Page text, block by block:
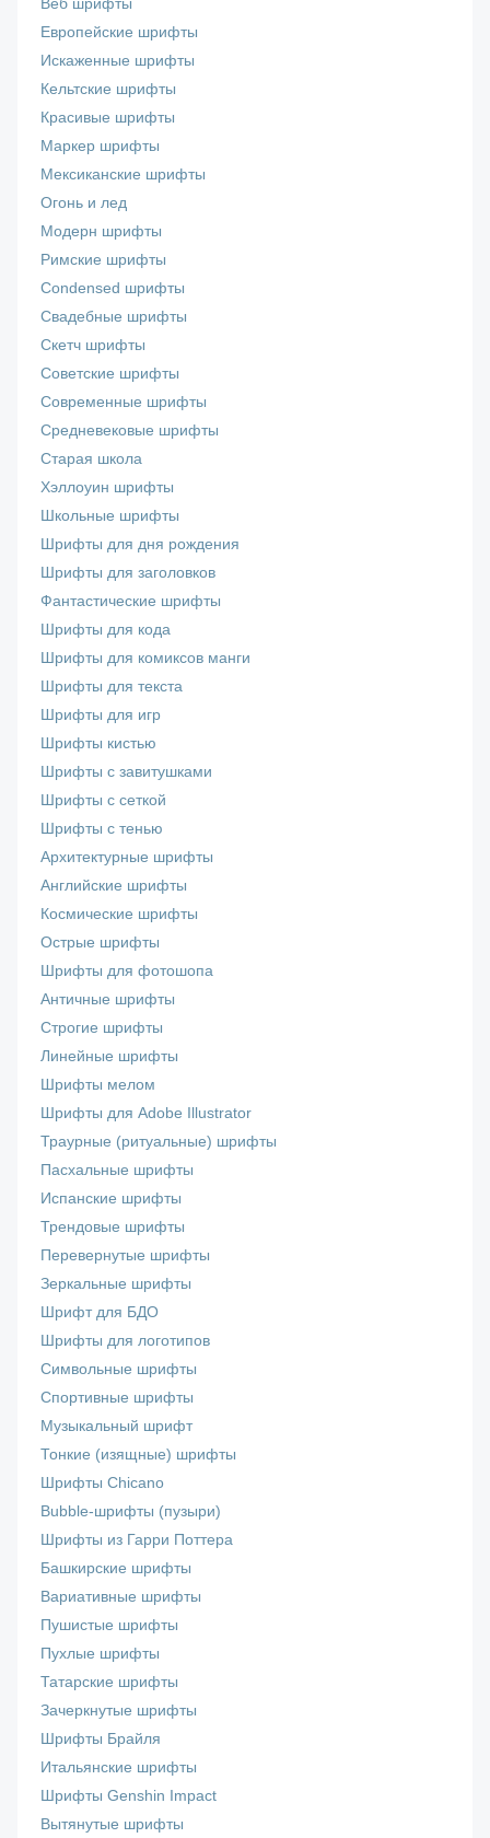
Веб шрифты
Европейские шрифты
Искаженные шрифты
Кельтские шрифты
Красивые шрифты
Маркер шрифты
Мексиканские шрифты
Огонь и лед
Модерн шрифты
Римские шрифты
Сondensed шрифты
Свадебные шрифты
Скетч шрифты
Советские шрифты
Современные шрифты
Средневековые шрифты
Старая школа
Хэллоуин шрифты
Школьные шрифты
Шрифты для дня рождения
Шрифты для заголовков
Фантастические шрифты
Шрифты для кода
Шрифты для комиксов манги
Шрифты для текста
Шрифты для игр
Шрифты кистью
Шрифты с завитушками
Шрифты с сеткой
Шрифты с тенью
Архитектурные шрифты
Английские шрифты
Космические шрифты
Острые шрифты
Шрифты для фотошопа
Античные шрифты
Строгие шрифты
Линейные шрифты
Шрифты мелом
Шрифты для Adobe Illustrator
Траурные (ритуальные) шрифты
Пасхальные шрифты
Испанские шрифты
Трендовые шрифты
Перевернутые шрифты
Зеркальные шрифты
Шрифт для БДО
Шрифты для логотипов
Символьные шрифты
Спортивные шрифты
Музыкальный шрифт
Тонкие (изящные) шрифты
Шрифты Chicano
Bubble-шрифты (пузыри)
Шрифты из Гарри Поттера
Башкирские шрифты
Вариативные шрифты
Пушистые шрифты
Пухлые шрифты
Татарские шрифты
Зачеркнутые шрифты
Шрифты Брайля
Итальянские шрифты
Шрифты Genshin Impact
Вытянутые шрифты